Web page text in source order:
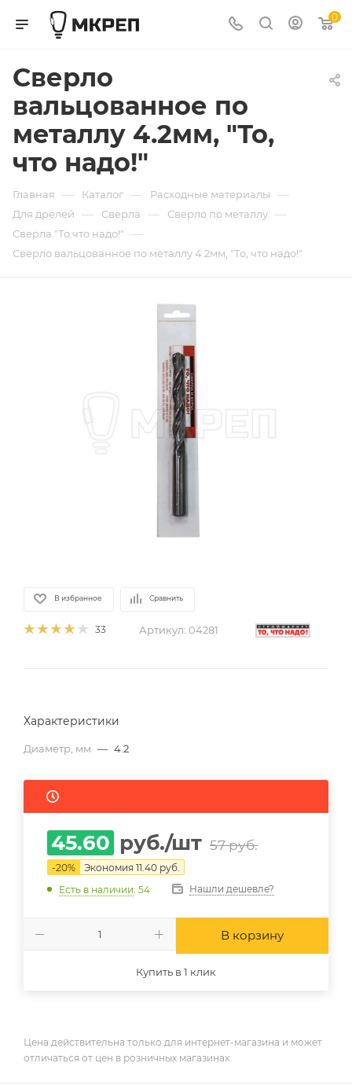
0
Сверло
вальцованное по
металлу 4.2мм, "То,
что надо!"
Главная — Каталог — Расходные материалы —
Для дрелей — Сверла — Сверло по металлу —
Сверла "То что надо!" —
Сверло вальцованное по металлу 4.2мм, "То, что надо!"
В избранное Сравнить
33 Артикул: 04281
Характеристики
Диаметр, мм — 4.2
45.60 руб./шт 57руб.
-20% Экономия 11.40 руб.
Есть в наличии: 54 Нашли дешевле?
В корзину
Купить в 1 клик
Цена действительна только для интернет-магазина и может
отличаться от цен в розничных магазинах